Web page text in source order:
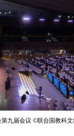
九届会议 ©联合国教科文